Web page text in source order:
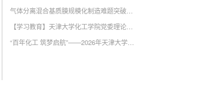
气体分离混合基质膜规模化制造难题突破，实现工业幅宽碳捕集膜卷...
【学习教育】天津大学化工学院党委理论学习中心组举办树立和践行...
“百年化工 筑梦启航”——2026年天津大学化学化工类春季专场双选...